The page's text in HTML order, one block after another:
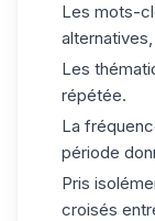
Les mots-
Les
répétée.
La
période
Pris
croisés